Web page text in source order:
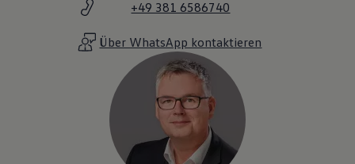
Magazin
Transport
Elektromobilität
Volkswagen R
Pannen- und Unfallhilfe
Volkswagen Kundenbetreuung
+49 381 6586740
Über WhatsApp kontaktieren